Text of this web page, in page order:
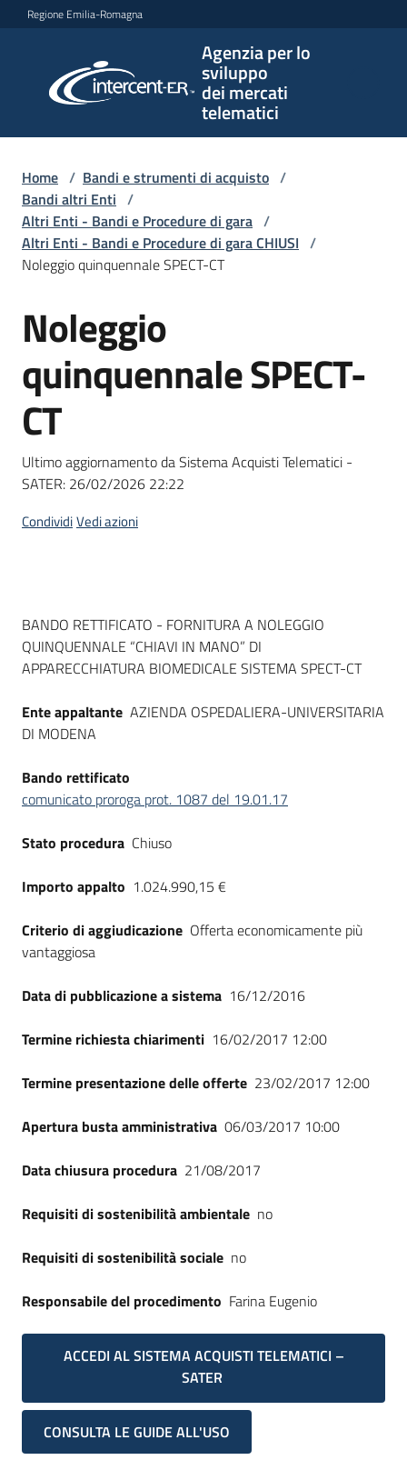
Vai al contenuto
Vai alla navigazione
Vai al footer
Regione Emilia-Romagna
Agenzia per lo
sviluppo
dei mercati
telematici
per lo
sviluppo
telematici
L'Agenzia
Bandi
strumenti
di
acquisto
Supporto
English
su
Home / Bandi e strumenti di acquisto /
Bandi altri Enti /
Altri Enti - Bandi e Procedure di gara /
Altri Enti - Bandi e Procedure di gara CHIUSI /
Noleggio quinquennale SPECT-CT
Salta al contenuto
Noleggio
quinquennale SPECT-
CT
Ultimo aggiornamento da Sistema Acquisti Telematici -
SATER: 26/02/2026 22:22
CondividiVedi azioni
Dati del bando
BANDO RETTIFICATO - FORNITURA A NOLEGGIO
QUINQUENNALE “CHIAVI IN MANO” DI
APPARECCHIATURA BIOMEDICALE SISTEMA SPECT-CT
Ente appaltante AZIENDA OSPEDALIERA-UNIVERSITARIA
DI MODENA
Bando rettificato
comunicato proroga prot. 1087 del 19.01.17
Stato procedura Chiuso
Importo appalto 1.024.990,15 €
Criterio di aggiudicazione Offerta economicamente più
vantaggiosa
Data di pubblicazione a sistema 16/12/2016
Termine richiesta chiarimenti 16/02/2017 12:00
Termine presentazione delle offerte 23/02/2017 12:00
Apertura busta amministrativa 06/03/2017 10:00
Data chiusura procedura 21/08/2017
Requisiti di sostenibilità ambientale no
Requisiti di sostenibilità sociale no
Responsabile del procedimento Farina Eugenio
ACCEDI AL SISTEMA ACQUISTI TELEMATICI –
SATER
CONSULTA LE GUIDE ALL'USO